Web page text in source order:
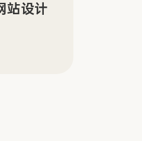
专辑宣